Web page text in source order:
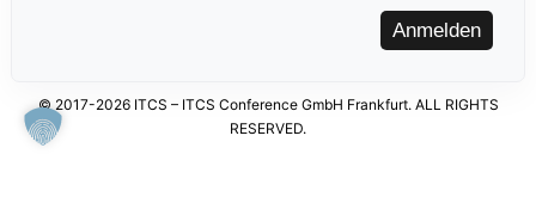
Anmelden
© 2017-2026 ITCS – ITCS Conference GmbH Frankfurt. ALL RIGHTS
RESERVED.